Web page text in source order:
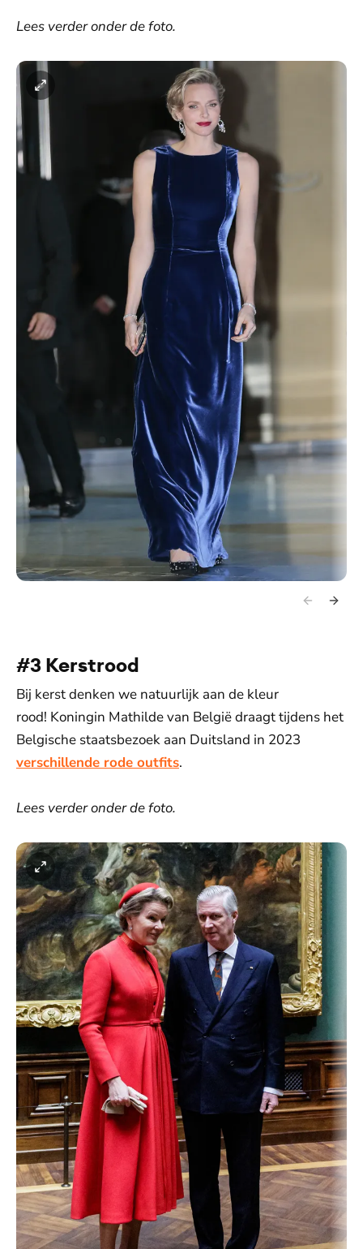
Lees verder onder de foto.
#3 Kerstrood
Bij kerst denken we natuurlijk aan de kleur
rood! Koningin Mathilde van België draagt tijdens het
Belgische staatsbezoek aan Duitsland in 2023
verschillende rode outfits.
Lees verder onder de foto.